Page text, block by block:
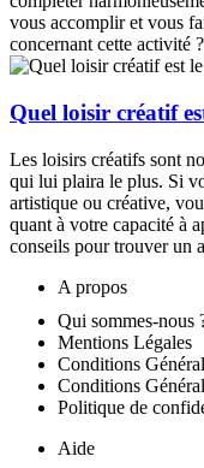
vous accomplir et vous
concernant cette activité
Quel loisir créatif
Les loisirs créatifs sont
qui lui plaira le plus. Si
artistique ou créative,
quant à votre capacité à
conseils pour trouver un
A propos
Qui sommes-nous
Mentions Légales
Conditions
Conditions
Politique de
Aide